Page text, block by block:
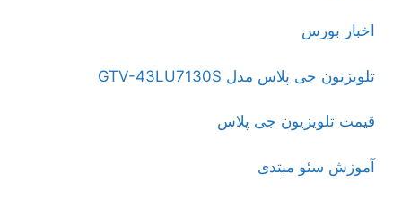
اخبار بورس
تلویزیون جی پلاس مدل GTV-43LU7130S
قیمت تلویزیون جی پلاس
آموزش سئو مبتدی